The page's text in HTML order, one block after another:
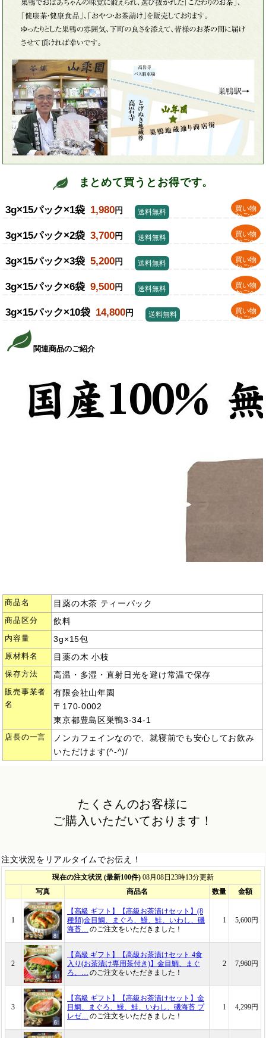
まとめて買うとお得です。
3g×15パック×1袋 1,980円
買い物
かごへ
送料無料
3g×15パック×2袋 3,700円
買い物
かごへ
送料無料
3g×15パック×3袋 5,200円
買い物
かごへ
送料無料
3g×15パック×6袋 9,500円
買い物
かごへ
送料無料
3g×15パック×10袋 14,800円
買い物
かごへ
送料無料
商品名 目薬の木茶 ティーパック
商品区分 飲料
内容量 3g×15包
原材料名 目薬の木 小枝
保存方法 高温・多湿・直射日光を避け常温で保存
販売事業者
名
有限会社山年園
〒170-0002
東京都豊島区巣鴨3-34-1
店長の一言
ノンカフェインなので、就寝前でも安心してお飲み
いただけます(^-^)/
たくさんのお客様に
ご購入いただいております！
注文状況をリアルタイムでお伝え！